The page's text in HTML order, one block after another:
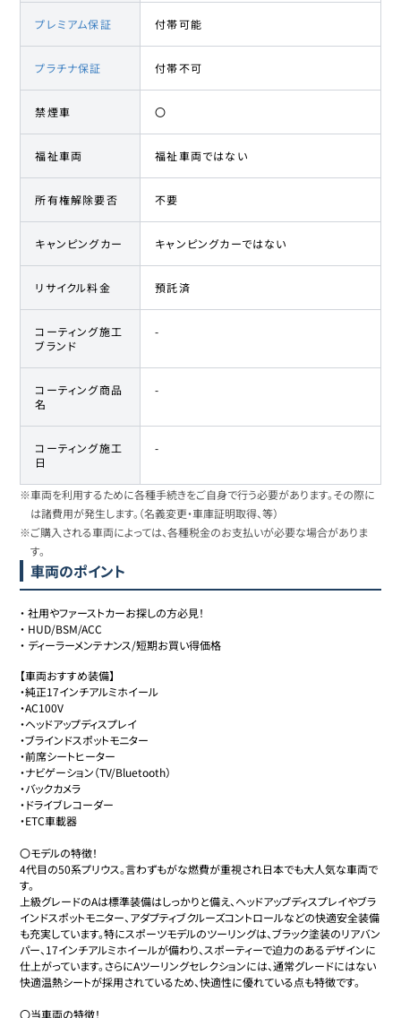
プレミアム保証 付帯可能
プラチナ保証 付帯不可
禁煙車 〇
福祉車両 福祉車両ではない
所有権解除要否 不要
キャンピングカー キャンピングカーではない
リサイクル料金 預託済
コーティング施工
ブランド
-
コーティング商品
名
-
コーティング施工
日
-
※車両を利用するために各種手続きをご自身で行う必要があります。その際に
は諸費用が発生します。（名義変更・車庫証明取得、等）
※ご購入される車両によっては、各種税金のお支払いが必要な場合がありま
す。
車両のポイント
・社用やファーストカーお探しの方必見！
・ HUD/BSM/ACC
・ ディーラーメンテナンス/短期お買い得価格
【車両おすすめ装備】
・純正17インチアルミホイール
・AC100V
・ヘッドアップディスプレイ
・ブラインドスポットモニター
・前席シートヒーター
・ナビゲーション（TV/Bluetooth）
・バックカメラ
・ドライブレコーダー
・ETC車載器
〇モデルの特徴！
4代目の50系プリウス。言わずもがな燃費が重視され日本でも大人気な車両で
す。
上級グレードのAは標準装備はしっかりと備え、ヘッドアップディスプレイやブラ
インドスポットモニター、アダプティブクルーズコントロールなどの快適安全装備
も充実しています。特にスポーツモデルのツーリングは、ブラック塗装のリアバン
パー、17インチアルミホイールが備わり、スポーティーで迫力のあるデザインに
仕上がっています。さらにAツーリングセレクションには、通常グレードにはない
快適温熱シートが採用されているため、快適性に優れている点も特徴です。
〇当車両の特徴！